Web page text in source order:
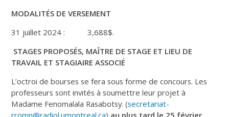
MODALITÉS DE VERSEMENT
31 juillet 2024 : 3,688$.
STAGES PROPOSÉS, MAÎTRE DE STAGE ET LIEU DE
TRAVAIL ET STAGIAIRE ASSOCIÉ
L’octroi de bourses se fera sous forme de concours. Les
professeurs sont invités à soumettre leur projet à
Madame Fenomalala Rasabotsy. (secretariat-
rromn@radiol.umontreal.ca) au plus tard le 25 février